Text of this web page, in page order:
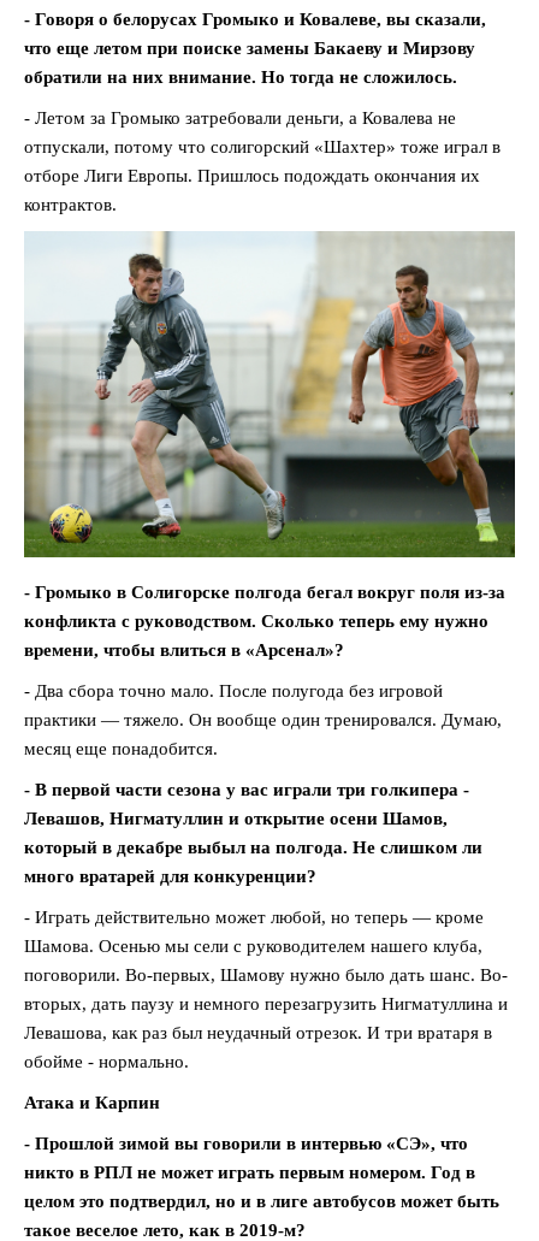
- Говоря о белорусах Громыко и Ковалеве, вы сказали,
что еще летом при поиске замены Бакаеву и Мирзову
обратили на них внимание. Но тогда не сложилось.
- Летом за Громыко затребовали деньги, а Ковалева не
отпускали, потому что солигорский «Шахтер» тоже играл в
отборе Лиги Европы. Пришлось подождать окончания их
контрактов.
- Громыко в Солигорске полгода бегал вокруг поля из-за
конфликта с руководством. Сколько теперь ему нужно
времени, чтобы влиться в «Арсенал»?
- Два сбора точно мало. После полугода без игровой
практики — тяжело. Он вообще один тренировался. Думаю,
месяц еще понадобится.
- В первой части сезона у вас играли три голкипера -
Левашов, Нигматуллин и открытие осени Шамов,
который в декабре выбыл на полгода. Не слишком ли
много вратарей для конкуренции?
- Играть действительно может любой, но теперь — кроме
Шамова. Осенью мы сели с руководителем нашего клуба,
поговорили. Во-первых, Шамову нужно было дать шанс. Во-
вторых, дать паузу и немного перезагрузить Нигматуллина и
Левашова, как раз был неудачный отрезок. И три вратаря в
обойме - нормально.
Атака и Карпин
- Прошлой зимой вы говорили в интервью «СЭ», что
никто в РПЛ не может играть первым номером. Год в
целом это подтвердил, но и в лиге автобусов может быть
такое веселое лето, как в 2019-м?